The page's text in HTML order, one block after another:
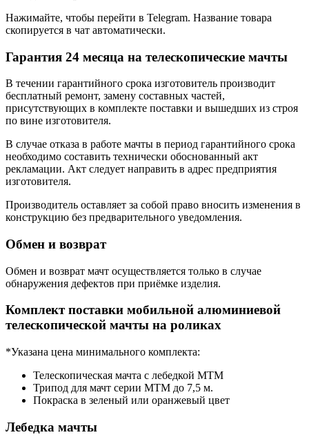
Нажимайте, чтобы перейти в Telegram. Название товара
скопируется в чат автоматически.
Гарантия 24 месяца на телескопические мачты
В течении гарантийного срока изготовитель производит
бесплатный ремонт, замену составных частей,
присутствующих в комплекте поставки и вышедших из строя
по вине изготовителя.
В случае отказа в работе мачты в период гарантийного срока
необходимо составить технически обоснованный акт
рекламации. Акт следует направить в адрес предприятия
изготовителя.
Производитель оставляет за собой право вносить изменения в
конструкцию без предварительного уведомления.
Обмен и возврат
Обмен и возврат мачт осуществляется только в случае
обнаружения дефектов при приёмке изделия.
Комплект поставки мобильной алюминиевой
телескопической мачты на роликах
*Указана цена минимального комплекта:
Телескопическая мачта с лебедкой МТМ
Трипод для мачт серии МТМ до 7,5 м.
Покраска в зеленый или оранжевый цвет
Лебедка мачты